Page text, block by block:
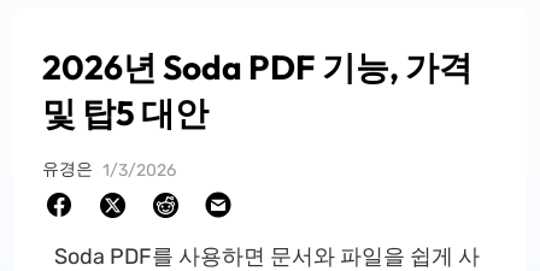
2026년 Soda PDF 기능, 가격
및 탑5 대안
유경은 1/3/2026
Soda PDF를 사용하면 문서와 파일을 쉽게 사